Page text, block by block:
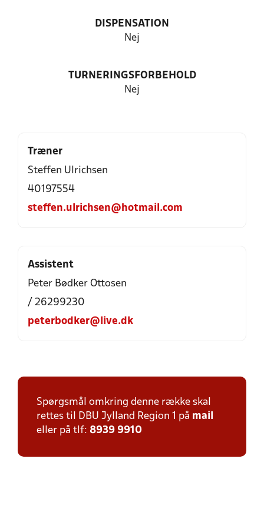
DISPENSATION
Nej
TURNERINGSFORBEHOLD
Nej
Træner
Steffen Ulrichsen
40197554
steffen.ulrichsen@hotmail.com
Assistent
Peter Bødker Ottosen
/ 26299230
peterbodker@live.dk
Spørgsmål omkring denne række skal
rettes til DBU Jylland Region 1 på mail
eller på tlf: 8939 9910